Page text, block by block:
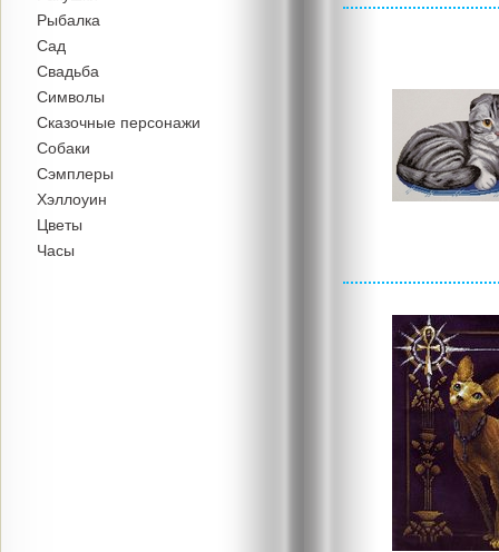
Рыбалка
Сад
Свадьба
Символы
Сказочные персонажи
Собаки
Сэмплеры
Хэллоуин
Цветы
Часы